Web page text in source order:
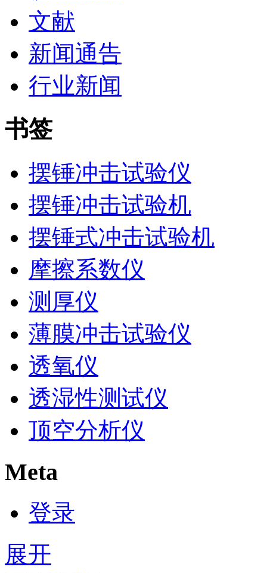
文献
新闻通告
行业新闻
书签
摆锤冲击试验仪
摆锤冲击试验机
摆锤式冲击试验机
摩擦系数仪
测厚仪
薄膜冲击试验仪
透氧仪
透湿性测试仪
顶空分析仪
Meta
登录
展开